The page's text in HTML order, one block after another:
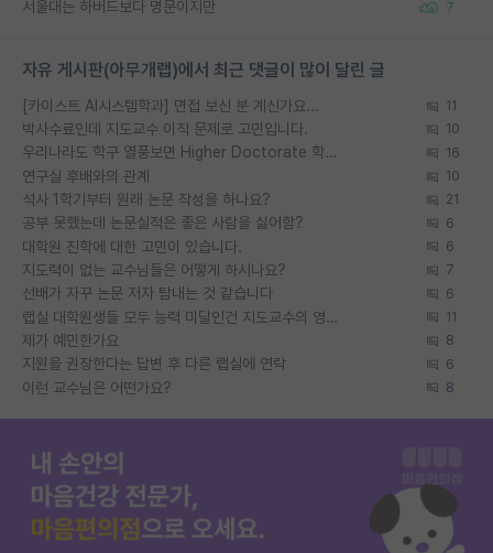
서울대는 하버드보다 명문이지만 7
자유 게시판(아무개랩)에서 최근 댓글이 많이 달린 글
[카이스트 AI시스템학과] 면접 보신 분 계신가요... 11
박사수료인데 지도교수 이직 문제로 고민입니다. 10
우리나라도 학구 열풍보면 Higher Doctorate 학위가 필요하다고 봅니다. 16
연구실 후배와의 관계 10
석사 1학기부터 원래 논문 작성을 하나요? 21
공부 못했는데 논문실적은 좋은 사람을 싫어함? 6
대학원 진학에 대한 고민이 있습니다. 6
지도력이 없는 교수님들은 어떻게 하시나요? 7
선배가 자꾸 논문 저자 탐내는 것 같습니다 6
랩실 대학원생들 모두 능력 미달인건 지도교수의 영향 아닌가? 11
제가 예민한가요 8
지원을 권장한다는 답변 후 다른 랩실에 연락 6
이런 교수님은 어떤가요? 8